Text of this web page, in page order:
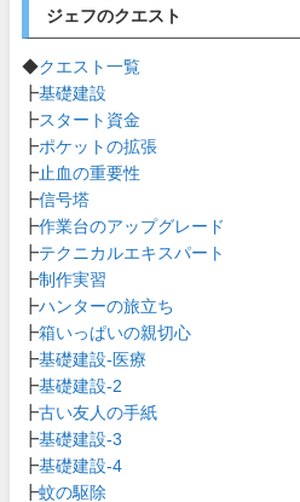
ジェフのクエスト
◆クエスト一覧
┣基礎建設
┣スタート資金
┣ポケットの拡張
┣ 止血の重要性
┣信号塔
┣作業台のアップグレード
┣テクニカルエキスパート
┣制作実習
┣ハンターの旅立ち
┣箱いっぱいの親切心
┣基礎建設-医療
┣基礎建設-2
┣古い友人の手紙
┣基礎建設-3
┣基礎建設-4
┣蚊の駆除